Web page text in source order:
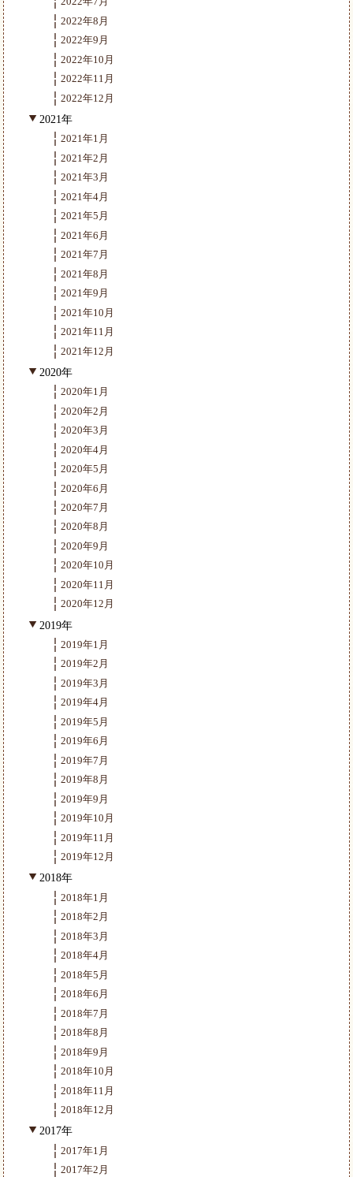
2022年8月
2022年9月
2022年10月
2022年11月
2022年12月
2021年
2021年1月
2021年2月
2021年3月
2021年4月
2021年5月
2021年6月
2021年7月
2021年8月
2021年9月
2021年10月
2021年11月
2021年12月
2020年
2020年1月
2020年2月
2020年3月
2020年4月
2020年5月
2020年6月
2020年7月
2020年8月
2020年9月
2020年10月
2020年11月
2020年12月
2019年
2019年1月
2019年2月
2019年3月
2019年4月
2019年5月
2019年6月
2019年7月
2019年8月
2019年9月
2019年10月
2019年11月
2019年12月
2018年
2018年1月
2018年2月
2018年3月
2018年4月
2018年5月
2018年6月
2018年7月
2018年8月
2018年9月
2018年10月
2018年11月
2018年12月
2017年
2017年1月
2017年2月